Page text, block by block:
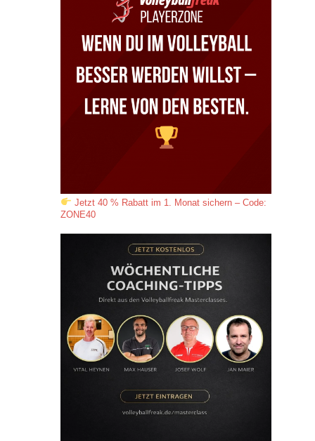
Jetzt 40 % Rabatt im 1. Monat sichern – Code:
ZONE40